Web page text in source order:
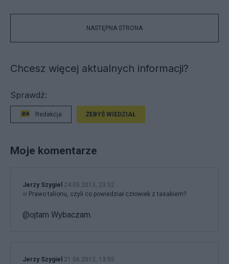
NASTĘPNA STRONA
Chcesz więcej aktualnych informacji?
Sprawdź:
Redakcja ŻEBYŚ WIEDZIAŁ
Moje komentarze
Jerzy Szygiel 24.05.2013, 23:52
w Prawo talionu, czyli co powiedział człowiek z tasakiem?
@ojtam Wybaczam.
Jerzy Szygiel 21.06.2012, 13:55